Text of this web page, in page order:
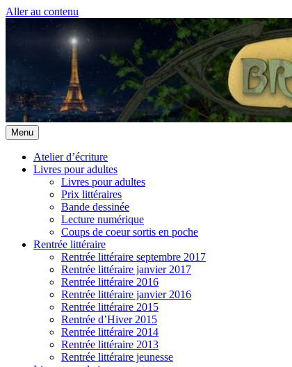
Aller au contenu
Menu
Atelier d’écriture
Livres pour adultes
Livres pour adultes
Prix littéraires
Bande dessinée
Lecture numérique
Coups de coeur sortis en poche
Rentrée littéraire
Rentrée littéraire septembre 2017
Rentrée littéraire janvier 2017
Rentrée littéraire 2016
Rentrée littéraire janvier 2016
Rentrée littéraire 2015
Rentrée d’Hiver 2015
Rentrée littéraire 2014
Rentrée littéraire 2013
Rentrée littéraire jeunesse